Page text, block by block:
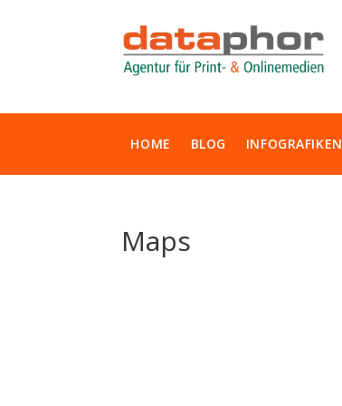
HOME BLOG INFOGRAFIKEN
Maps